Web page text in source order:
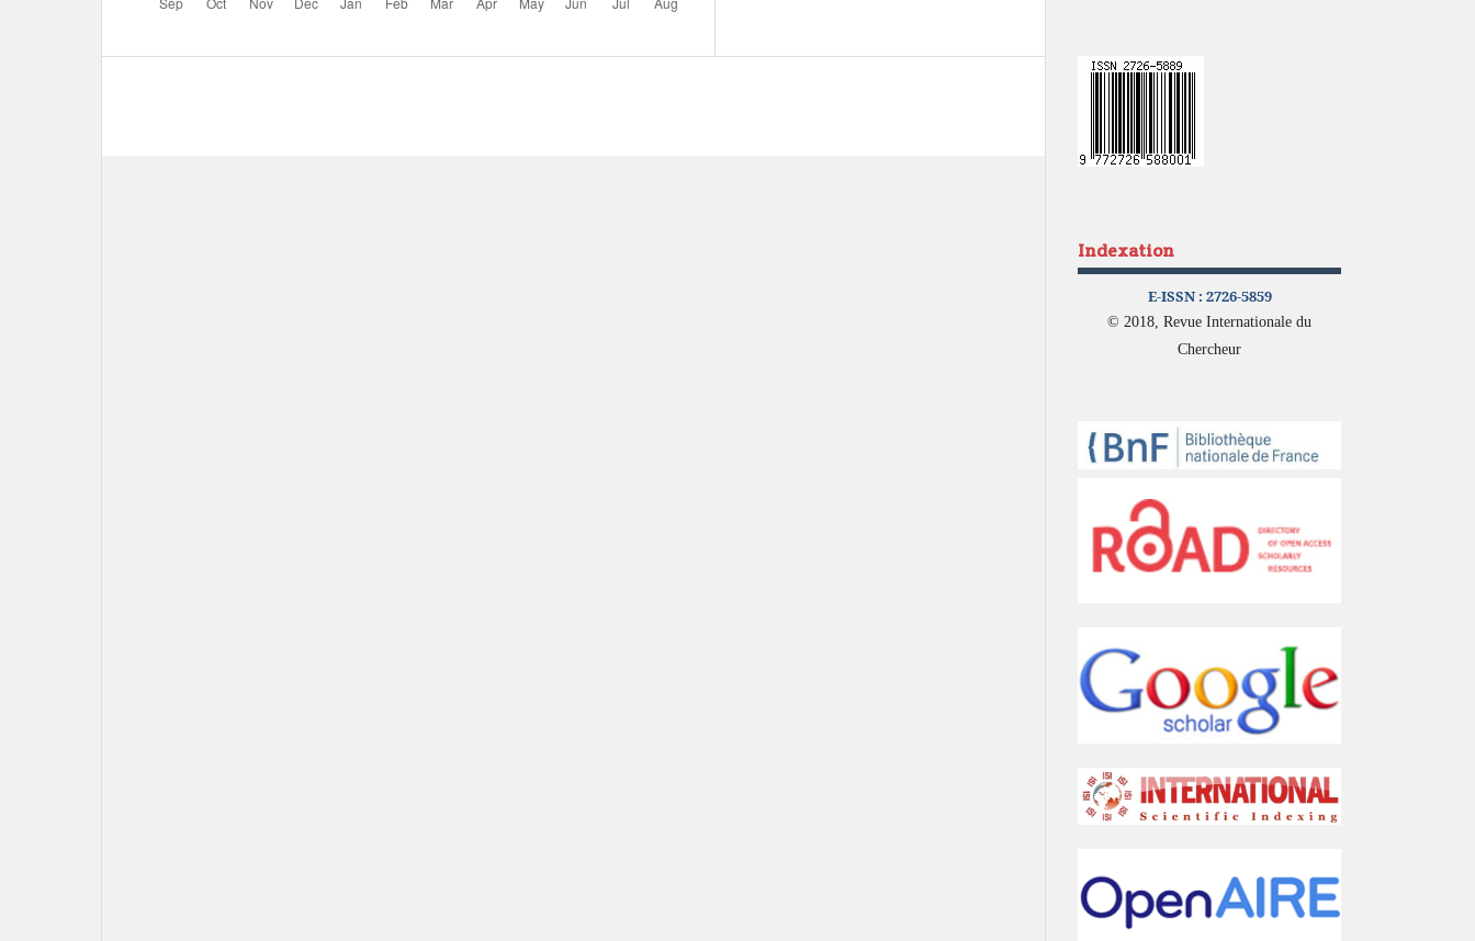
Indexation
E-ISSN : 2726-5859
© 2018, Revue Internationale du
Chercheur